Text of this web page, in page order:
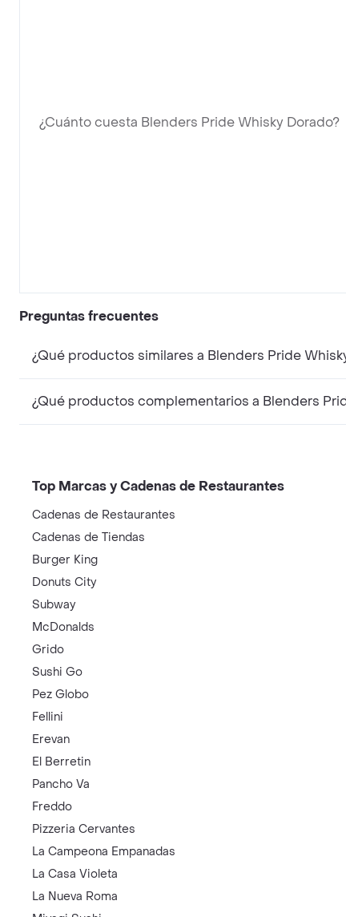
¿Cuánto cuesta Blenders Pride Whisky Dorado?
Preguntas frecuentes
¿Qué productos similares a Blenders Pride
¿Qué productos complementarios a Blenders
Top Marcas y Cadenas de Restaurantes
Cadenas de Restaurantes
Cadenas de Tiendas
Burger King
Donuts City
Subway
McDonalds
Grido
Sushi Go
Pez Globo
Fellini
Erevan
El Berretin
Pancho Va
Freddo
Pizzeria Cervantes
La Campeona Empanadas
La Casa Violeta
La Nueva Roma